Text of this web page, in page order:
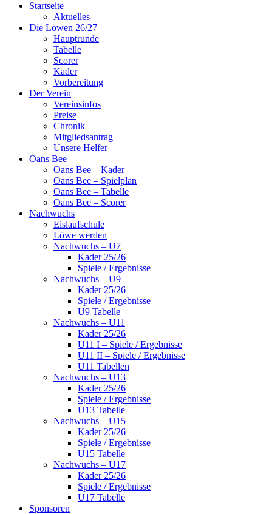
Startseite
Aktuelles
Die Löwen 26/27
Hauptrunde
Tabelle
Scorer
Kader
Vorbereitung
Der Verein
Vereinsinfos
Preise
Chronik
Mitgliedsantrag
Unsere Helfer
Oans Bee
Oans Bee – Kader
Oans Bee – Spielplan
Oans Bee – Tabelle
Oans Bee – Scorer
Nachwuchs
Eislaufschule
Löwe werden
Nachwuchs – U7
Kader 25/26
Spiele / Ergebnisse
Nachwuchs – U9
Kader 25/26
Spiele / Ergebnisse
U9 Tabelle
Nachwuchs – U11
Kader 25/26
U11 I – Spiele / Ergebnisse
U11 II – Spiele / Ergebnisse
U11 Tabellen
Nachwuchs – U13
Kader 25/26
Spiele / Ergebnisse
U13 Tabelle
Nachwuchs – U15
Kader 25/26
Spiele / Ergebnisse
U15 Tabelle
Nachwuchs – U17
Kader 25/26
Spiele / Ergebnisse
U17 Tabelle
Sponsoren